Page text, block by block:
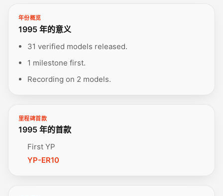
年份概览
1995 年的意义
31 verified models released.
1 milestone first.
Recording on 2 models.
里程碑首款
1995 年的首款
First YP
YP-ER10